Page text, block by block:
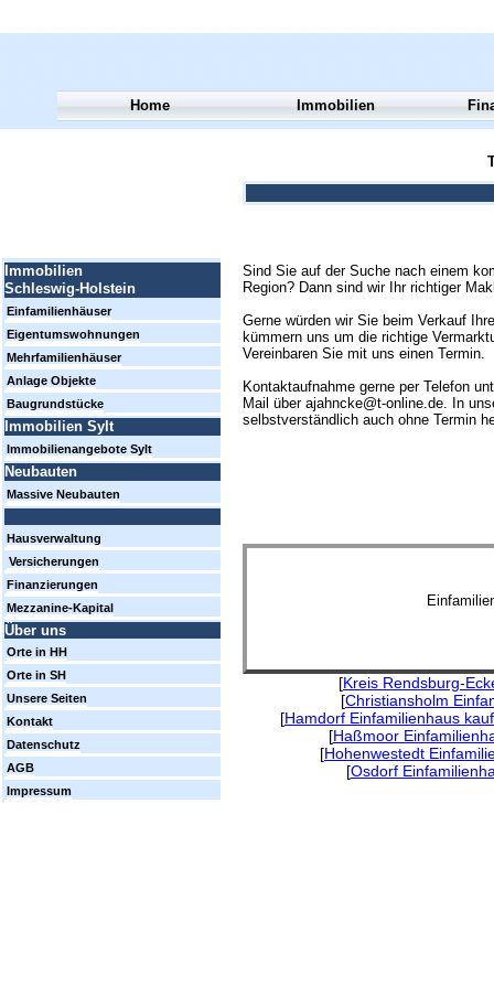
Sind Sie auf der Suche nach einem
Region? Dann sind wir Ihr richtiger
Gerne würden wir Sie beim Verkauf
kümmern uns um die richtige
Vereinbaren Sie mit uns einen Termin.
Kontaktaufnahme gerne per Telefon
Mail über ajahncke@t-online.de. In
selbstverständlich auch ohne Termin
[Kreis Rendsburg-
[Christiansholm
[Hamdorf Einfamilienhaus
[Haßmoor
[Hohenwestedt
[Osdorf
Home Immobilien
Immobilien
Schleswig-Holstein
Einfamilienhäuser
Eigentumswohnungen
Mehrfamilienhäuser
Anlage Objekte
Baugrundstücke
Immobilien Sylt
Immobilienangebote Sylt
Neubauten
Massive Neubauten
Hausverwaltung
Versicherungen
Finanzierungen
Mezzanine-Kapital
Über uns
Orte in HH
Orte in SH
Unsere Seiten
Kontakt
Datenschutz
AGB
Impressum